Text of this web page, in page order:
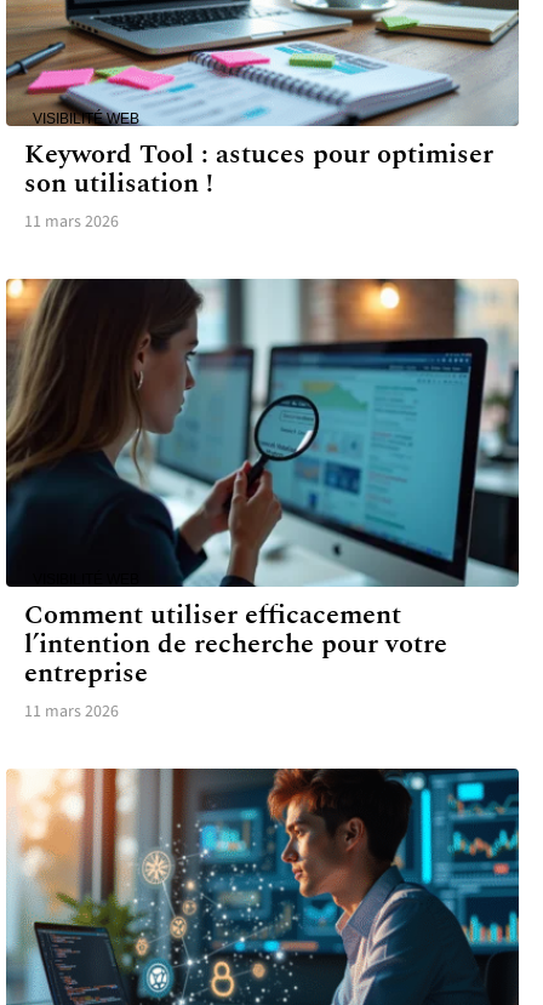
VISIBILITÉ WEB
Keyword Tool : astuces pour optimiser
son utilisation !
11 mars 2026
Comment utiliser efficacement
l’intention de recherche pour votre
entreprise
11 mars 2026